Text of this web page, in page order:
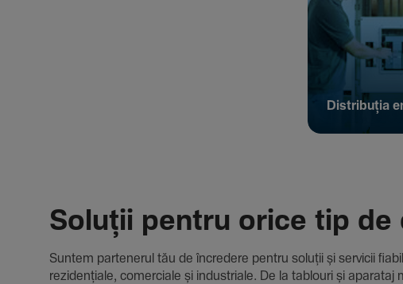
Distribuția
Soluții pentru orice tip de
Suntem parte­nerul tău de încre­dere pentru soluții și servicii
rezi­den­țiale, comer­ciale și indus­triale. De la tablouri și